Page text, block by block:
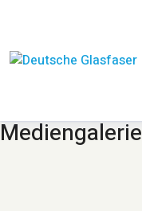
Mediengalerie